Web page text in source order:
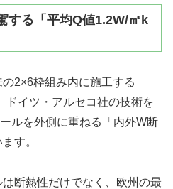
する「平均Q値1.2W/㎡k
2×6枠組み内に施工する
ドイツ・アルセコ社の技術を
ルを外側に重ねる「内外W断
す。
断熱性だけでなく、欧州の最